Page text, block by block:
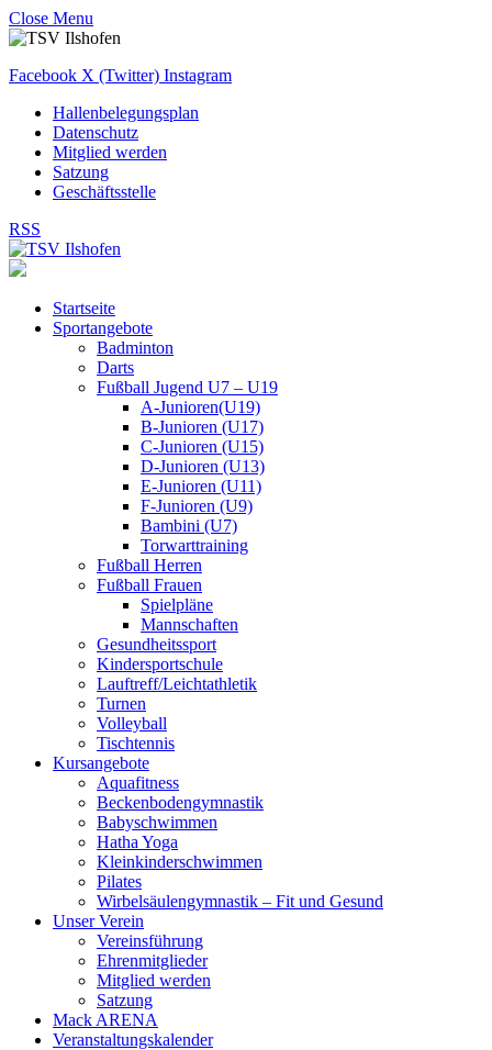
Close Menu
Facebook X (Twitter) Instagram
Hallenbelegungsplan
Datenschutz
Mitglied werden
Satzung
Geschäftsstelle
RSS
Startseite
Sportangebote
Badminton
Darts
Fußball Jugend U7 – U19
A-Junioren(U19)
B-Junioren (U17)
C-Junioren (U15)
D-Junioren (U13)
E-Junioren (U11)
F-Junioren (U9)
Bambini (U7)
Torwarttraining
Fußball Herren
Fußball Frauen
Spielpläne
Mannschaften
Gesundheitssport
Kindersportschule
Lauftreff/Leichtathletik
Turnen
Volleyball
Tischtennis
Kursangebote
Aquafitness
Beckenbodengymnastik
Babyschwimmen
Hatha Yoga
Kleinkinderschwimmen
Pilates
Wirbelsäulengymnastik – Fit und Gesund
Unser Verein
Vereinsführung
Ehrenmitglieder
Mitglied werden
Satzung
Mack ARENA
Veranstaltungskalender